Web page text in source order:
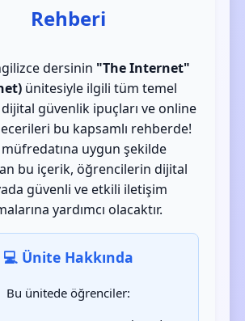
Rehberi
dersinin "The Internet"
ünitesiyle ilgili tüm temel
güvenlik ipuçları ve online
bu kapsamlı rehberde!
müfredatına uygun şekilde
bu içerik, öğrencilerin dijital
güvenli ve etkili iletişim
yardımcı olacaktır.
💻 Ünite Hakkında
Bu ünitede öğrenciler: